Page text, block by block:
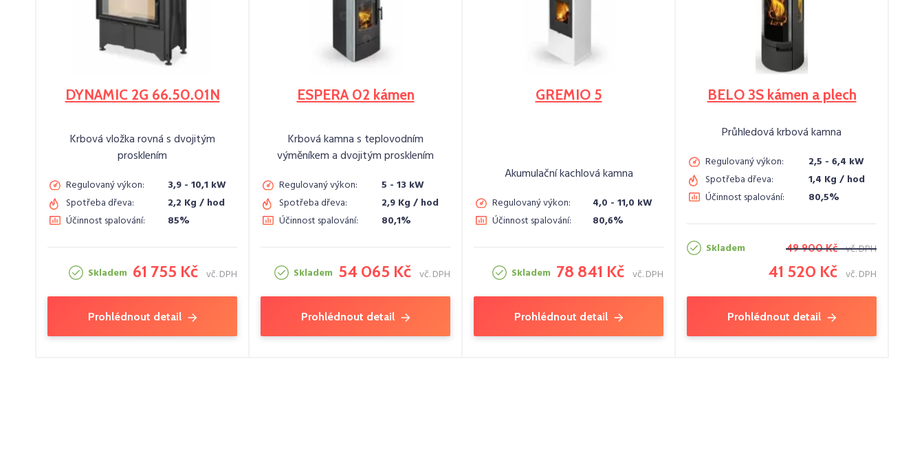
DYNAMIC 2G 66.50.01N
Krbová vložka rovná s dvojitým
prosklením
Regulovaný výkon:
3,9 - 10,1 kW
Spotřeba dřeva:
2,2 Kg / hod
Účinnost spalování:
85%
Skladem 61 755 Kč vč. DPH
Prohlédnout detail
ESPERA 02 kámen
Krbová kamna s teplovodním
výměníkem a dvojitým prosklením
Regulovaný výkon:
5 - 13 kW
Spotřeba dřeva:
2,9 Kg / hod
Účinnost spalování:
80,1%
Skladem 54 065 Kč vč. DPH
Prohlédnout detail
GREMIO 5
Akumulační kachlová kamna
Regulovaný výkon:
4,0 - 11,0 kW
Účinnost spalování:
80,6%
Skladem 78 841 Kč vč. DPH
Prohlédnout detail
BELO 3S kámen a plech
Průhledová krbová kamna
Regulovaný výkon:
2,5 - 6,4 kW
Spotřeba dřeva:
1,4 Kg / hod
Účinnost spalování:
80,5%
Skladem 49 900 Kč vč. DPH
41 520 Kč vč. DPH
Prohlédnout detail